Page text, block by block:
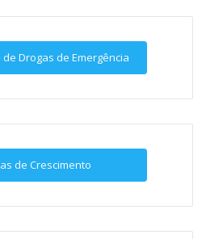
Drogas de Emergência
de Crescimento